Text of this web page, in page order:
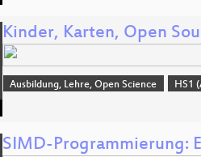
Kinder, Karten, Open
Ausbildung, Lehre, Open Science HS1
SIMD-Programmierung: